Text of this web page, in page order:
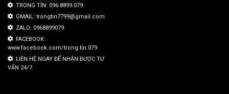
TRỌNG TÍN: 096.8899.079
GMAIL: trongtin7799@gmail.com
ZALO: 0968899079
FACEBOOK:
www.facebook.com/trong.tin.079
LIÊN HỆ NGAY ĐỂ NHẬN ĐƯỢC TƯ
VẤN 24/7.